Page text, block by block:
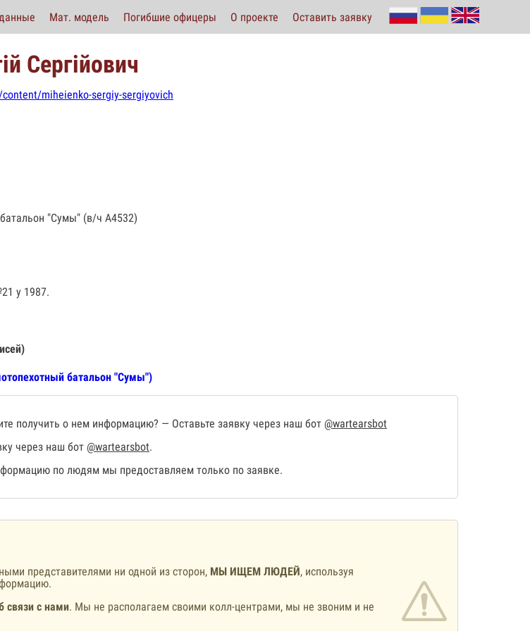
Мат. модель Погибшие офицеры О проекте Оставить заявку
Сергійович
miheienko-sergiy-sergiyovich
"Сумы" (в/ч А4532)
у 1987.
батальон "Сумы")
получить о нем информацию? — Оставьте заявку через наш бот @wartearsbot
через наш бот @wartearsbot.
по людям мы предоставляем только по заявке.
представителями ни одной из сторон, МЫ ИЩЕМ ЛЮДЕЙ, используя
связи с нами. Мы не располагаем своими колл-центрами, мы не звоним и не